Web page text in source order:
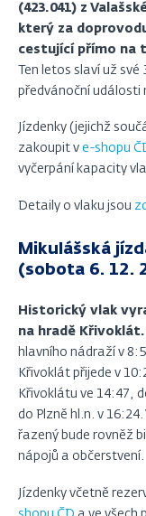
(423.041) z
který za
cestující přímo na
Ten letos slaví už
předvánoční události
Jízdenky (jejichž
zakoupit v e-shopu
vyčerpání kapacity
Detaily o vlaku jsou
Mikulášská
(sobota 6. 12.
Historický vlak
na hradě Křivoklát.
hlavního nádraží v
Křivoklát přijede v
Křivoklátu ve 14:47,
do Plzně hl.n. v
řazený bude rovněž
nápojů a občerstvení.
Jízdenky včetně